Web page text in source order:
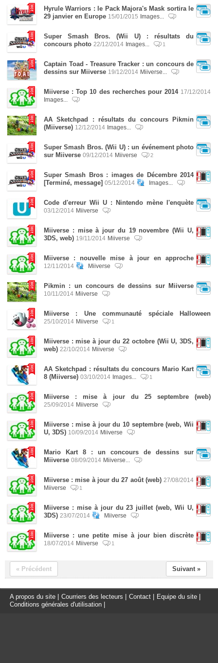
Hyrule Warriors : le Pack Majora's Mask sortira le
29 janvier en Europe 15/01/2015 Images...
Super Smash Bros. (Wii U) : résultats du
concours photo 22/12/2014 Images... 1
Captain Toad - Treasure Tracker : un concours de
dessins sur Miiverse 19/12/2014 Miiverse...
Miiverse : Top 10 des recherches pour 2014 17/12/2014
Images...
AA Sketchpad : résultats du concours Pikmin
(Miiverse) 12/12/2014 Images...
Super Smash Bros. (Wii U) : un événement photo
sur Miiverse 09/12/2014 Miiverse 2
Super Smash Bros : images de Décembre 2014
[Terminé, message] 05/12/2014 Images...
Code d'erreur Wii U : Nintendo mène l'enquète
03/12/2014 Miiverse
Miiverse : mise à jour du 19 novembre (Wii U,
3DS, web) 19/11/2014 Miiverse
Miiverse : nouvelle mise à jour en approche
12/11/2014 Miiverse
Pikmin : un concours de dessins sur Miiverse
10/11/2014 Miiverse
Miiverse : Une communauté spéciale Halloween
25/10/2014 Miiverse 1
Miiverse : mise à jour du 22 octobre (Wii U, 3DS,
web) 22/10/2014 Miiverse
AA Sketchpad : résultats du concours Mario Kart
8 (Miiverse) 03/10/2014 Images... 1
Miiverse : mise à jour du 25 septembre (web)
25/09/2014 Miiverse
Miiverse : mise à jour du 10 septembre (web, Wii
U, 3DS) 10/09/2014 Miiverse
Mario Kart 8 : un concours de dessins sur
Miiverse 08/09/2014 Miiverse...
Miiverse : mise à jour du 27 août (web) 27/08/2014
Miiverse
1
Miiverse : mise à jour du 23 juillet (web, Wii U,
3DS) 23/07/2014 Miiverse
Miiverse : une petite mise à jour bien discrète
18/07/2014 Miiverse 1
« Précédent Suivant »
A propos du site Courriers des lecteurs Contact Equipe du site
Conditions générales d'utilisation